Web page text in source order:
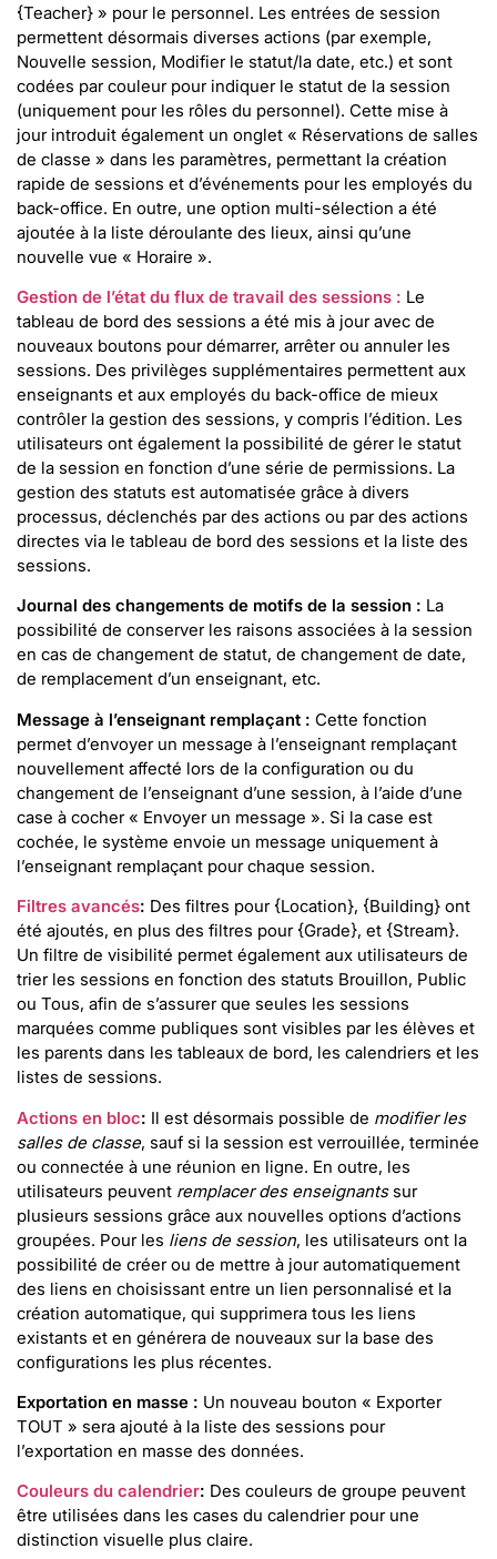
{Teacher} » pour le personnel. Les entrées de session
permettent désormais diverses actions (par exemple,
Nouvelle session, Modifier le statut/la date, etc.) et sont
codées par couleur pour indiquer le statut de la session
(uniquement pour les rôles du personnel). Cette mise à
jour introduit également un onglet « Réservations de salles
de classe » dans les paramètres, permettant la création
rapide de sessions et d’événements pour les employés du
back-office. En outre, une option multi-sélection a été
ajoutée à la liste déroulante des lieux, ainsi qu’une
nouvelle vue « Horaire ».
Gestion de l’état du flux de travail des sessions : Le
tableau de bord des sessions a été mis à jour avec de
nouveaux boutons pour démarrer, arrêter ou annuler les
sessions. Des privilèges supplémentaires permettent aux
enseignants et aux employés du back-office de mieux
contrôler la gestion des sessions, y compris l’édition. Les
utilisateurs ont également la possibilité de gérer le statut
de la session en fonction d’une série de permissions. La
gestion des statuts est automatisée grâce à divers
processus, déclenchés par des actions ou par des actions
directes via le tableau de bord des sessions et la liste des
sessions.
Journal des changements de motifs de la session : La
possibilité de conserver les raisons associées à la session
en cas de changement de statut, de changement de date,
de remplacement d’un enseignant, etc.
Message à l’enseignant remplaçant : Cette fonction
permet d’envoyer un message à l’enseignant remplaçant
nouvellement affecté lors de la configuration ou du
changement de l’enseignant d’une session, à l’aide d’une
case à cocher « Envoyer un message ». Si la case est
cochée, le système envoie un message uniquement à
l’enseignant remplaçant pour chaque session.
Filtres avancés: Des filtres pour {Location}, {Building} ont
été ajoutés, en plus des filtres pour {Grade}, et {Stream}.
Un filtre de visibilité permet également aux utilisateurs de
trier les sessions en fonction des statuts Brouillon, Public
ou Tous, afin de s’assurer que seules les sessions
marquées comme publiques sont visibles par les élèves et
les parents dans les tableaux de bord, les calendriers et les
listes de sessions.
Actions en bloc: Il est désormais possible de modifier les
salles de classe, sauf si la session est verrouillée, terminée
ou connectée à une réunion en ligne. En outre, les
utilisateurs peuvent remplacer des enseignantssur
plusieurs sessions grâce aux nouvelles options d’actions
groupées. Pour les liens de session, les utilisateurs ont la
possibilité de créer ou de mettre à jour automatiquement
des liens en choisissant entre un lien personnalisé et la
création automatique, qui supprimera tous les liens
existants et en générera de nouveaux sur la base des
configurations les plus récentes.
Exportation en masse : Un nouveau bouton « Exporter
TOUT » sera ajouté à la liste des sessions pour
l’exportation en masse des données.
Couleurs du calendrier: Des couleurs de groupe peuvent
être utilisées dans les cases du calendrier pour une
distinction visuelle plus claire.